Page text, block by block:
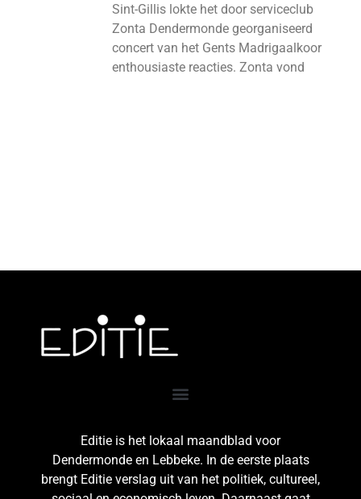
Sint-Gillis lokte het door serviceclub
Zonta Dendermonde georganiseerd
concert van het Gents Madrigaalkoor
enthousiaste reacties. Zonta vond
Editie is het lokaal maandblad voor
Dendermonde en Lebbeke. In de eerste plaats
brengt Editie verslag uit van het politiek, cultureel,